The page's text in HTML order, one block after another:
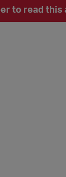
to read this